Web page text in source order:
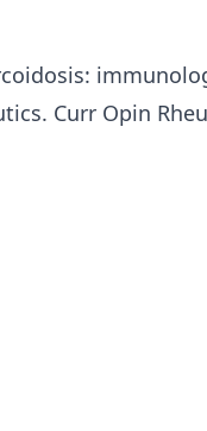
Curr Opin